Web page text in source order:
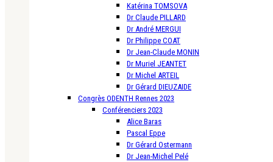
Katérina TOMSOVA
Dr Claude PILLARD
Dr André MERGUI
Dr Philippe COAT
Dr Jean-Claude MONIN
Dr Muriel JEANTET
Dr Michel ARTEIL
Dr Gérard DIEUZAIDE
Congrès ODENTH Rennes 2023
Conférenciers 2023
Alice Baras
Pascal Eppe
Dr Gérard Ostermann
Dr Jean-Michel Pelé